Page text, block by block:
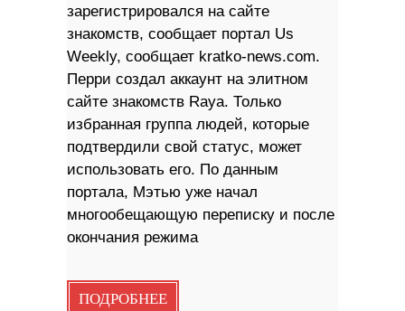
зарегистрировался на сайте
знакомств, сообщает портал Us
Weekly, сообщает kratko-news.com.
Перри создал аккаунт на элитном
сайте знакомств Raya. Только
избранная группа людей, которые
подтвердили свой статус, может
использовать его. По данным
портала, Мэтью уже начал
многообещающую переписку и после
окончания режима
ПОДРОБНЕЕ